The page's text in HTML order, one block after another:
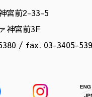
宮前2-33-5
神宮前3F
/ fax. 03-3405-